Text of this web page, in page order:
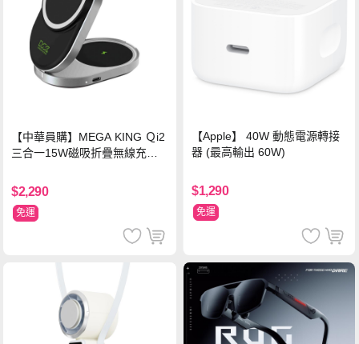
【中華員購】MEGA KING Ｑi2
三合一15W磁吸折疊無線充電
$2,290
免運
【Apple】 40W 動態電源轉接
器 (最高輸出 60W)
$1,290
免運